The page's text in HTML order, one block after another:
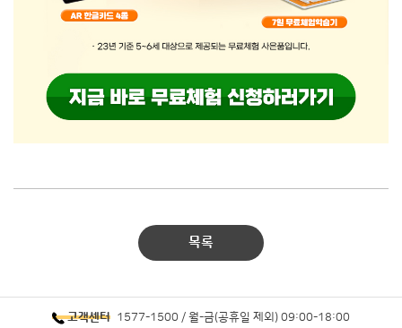
목록
고객센터 1577-1500 / 월-금(공휴일 제외) 09:00-18:00